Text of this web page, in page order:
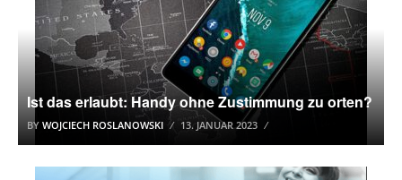
Ist das erlaubt: Handy ohne Zustimmung zu orten?
BY WOJCIECH ROSLANOWSKI 13. JANUAR 2023